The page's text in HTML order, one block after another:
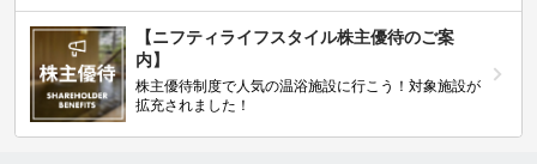
【ニフティライフスタイル株主優待のご案
内】
株主優待制度で人気の温浴施設に行こう！対象施設が
拡充されました！